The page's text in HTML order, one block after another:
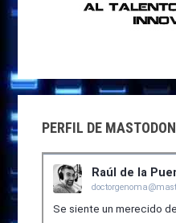
PERFIL DE MASTODON